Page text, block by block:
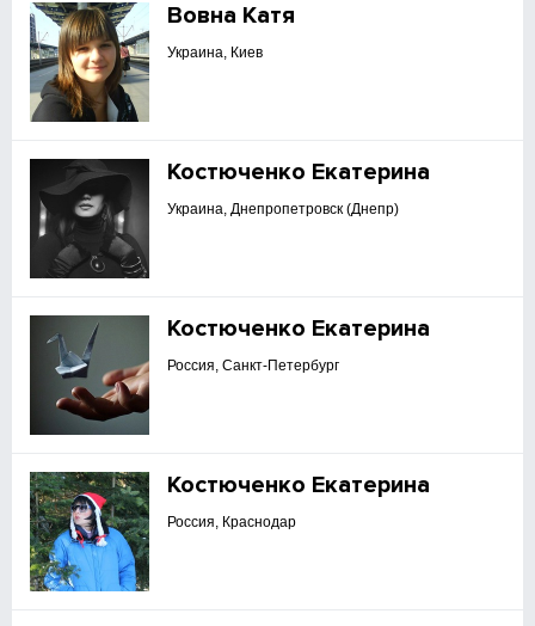
Вовна Катя
Украина, Киев
Костюченко Екатерина
Украина, Днепропетровск (Днепр)
Костюченко Екатерина
Россия, Санкт-Петербург
Костюченко Екатерина
Россия, Краснодар